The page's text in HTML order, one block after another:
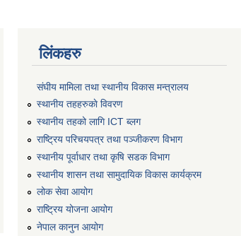
लिंकहरु
संघीय मामिला तथा स्थानीय विकास मन्त्रालय
स्थानीय तहहरुकाे विवरण
स्थानीय तहको लागि ICT ब्लग
राष्‍ट्रिय परिचयपत्र तथा पञ्‍जीकरण विभाग
स्थानीय पूर्वाधार तथा कृषि सडक विभाग
स्थानीय शासन तथा सामुदायिक विकास कार्यक्रम
लोक सेवा आयोग
राष्ट्रिय योजना आयोग
नेपाल कानुन आयोग